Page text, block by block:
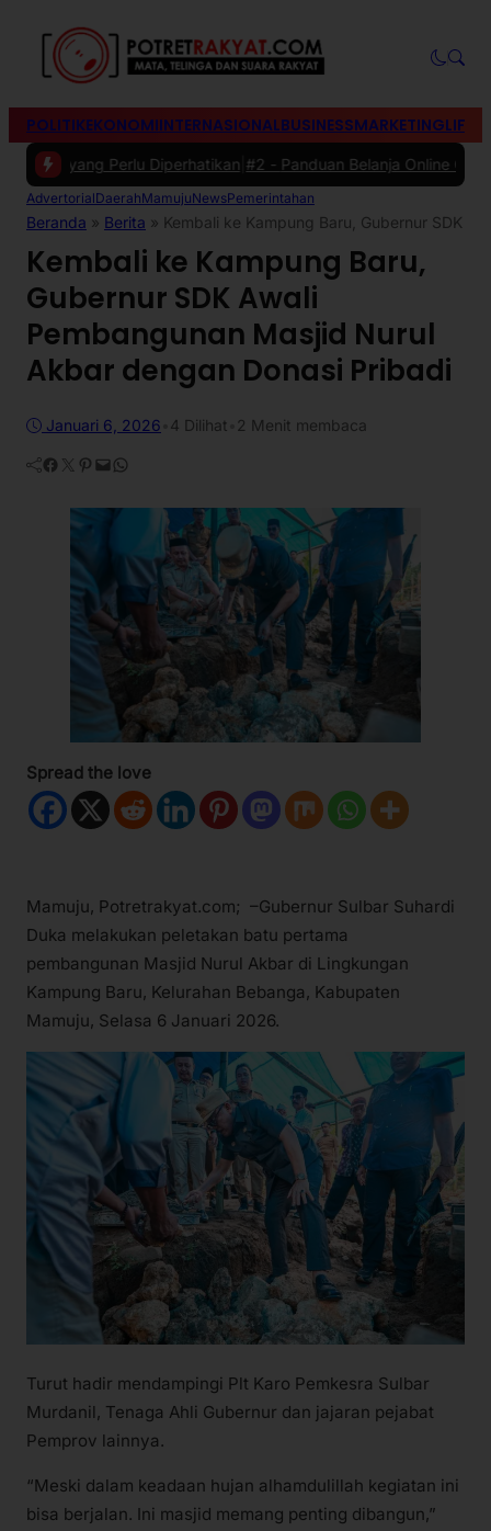
POLITIKEKONOMIINTERNASIONALBUSINESSMARKETING
Perlu Diperhatikan|#2 -Panduan Belanja Online Cerdas: Pilih
AdvertorialDaerahMamujuNewsPemerintahan
Beranda » Berita » Kembali ke Kampung Baru, Gubernur SDK
Kembali ke Kampung Baru,
Gubernur SDK Awali
Pembangunan Masjid Nurul
Akbar dengan Donasi Pribadi
Januari 6, 2026 4 Dilihat 2 Menit membaca
Facebook Twitter Pinterest Mail WhatsApp
Spread the love
Mamuju, Potretrakyat.com; –Gubernur Sulbar Suhardi
Duka melakukan peletakan batu pertama
pembangunan Masjid Nurul Akbar di Lingkungan
Kampung Baru, Kelurahan Bebanga, Kabupaten
Mamuju, Selasa 6 Januari 2026.
Turut hadir mendampingi Plt Karo Pemkesra Sulbar
Murdanil, Tenaga Ahli Gubernur dan jajaran pejabat
Pemprov lainnya.
“Meski dalam keadaan hujan alhamdulillah kegiatan ini
bisa berjalan. Ini masjid memang penting dibangun,”